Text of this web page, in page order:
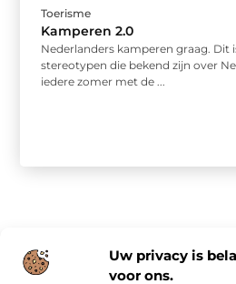
Uw privacy is
voor ons.
Toerisme
Kamperen 2.0
Nederlanders kamperen graag. Dit
stereotypen die bekend zijn over
iedere zomer met de ...